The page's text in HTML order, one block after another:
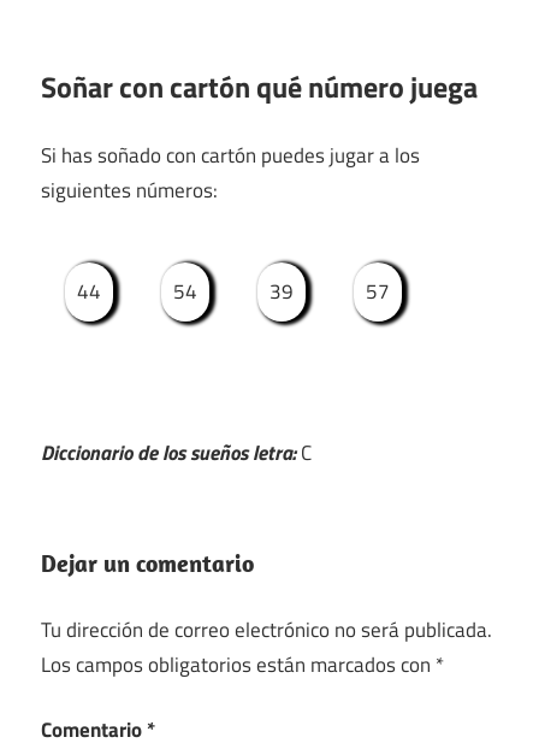
Soñar con cartón qué número juega
Si has soñado con cartón puedes jugar a los
siguientes números:
44 54 39 57
Diccionario de los sueños letra:C
Dejar un comentario
Tu dirección de correo electrónico no será publicada.
Los campos obligatorios están marcados con *
Comentario*